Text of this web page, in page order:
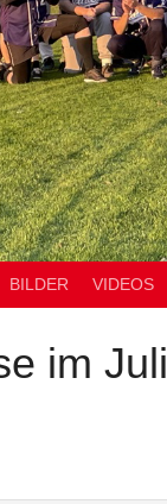
BILDER VIDEOS
im Juli